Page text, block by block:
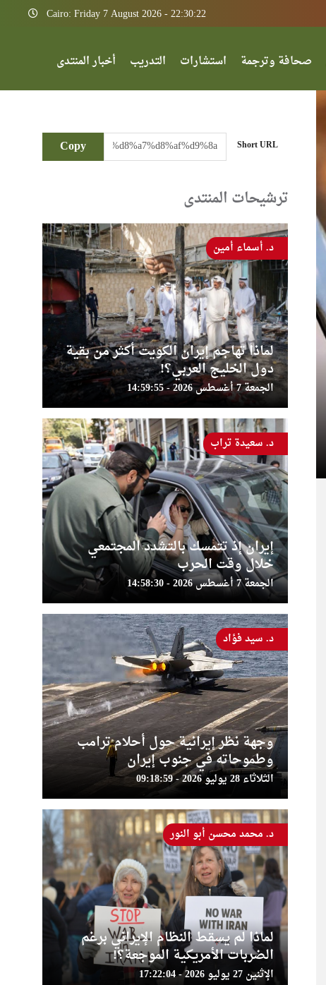
Cairo: Friday 7 August 2026 - 22:30:22
صحافة وترجمة استشارات التدريب أخبار المنتدى
Short URL
Copy
ترشيحات المنتدى
لماذا تهاجم إيران الكويت أكثر من بقية
دول الخليج العربي؟!
الجمعة 7 أغسطس 2026 - 14:59:55
د. أسماء أمين
إيران إذ تتمسك بالتشدد المجتمعي
خلال وقت الحرب
الجمعة 7 أغسطس 2026 - 14:58:30
د. سعيدة تراب
وجهة نظر إيرانية حول أحلام ترامب
وطموحاته في جنوب إيران
الثلاثاء 28 يوليو 2026 - 09:18:59
د. سيد فؤاد
لماذا لم يسقط النظام الإيراني برغم
الضربات الأمريكية الموجعة؟!
الإثنين 27 يوليو 2026 - 17:22:04
د. محمد محسن أبو النور